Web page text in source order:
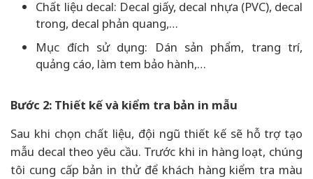
Chất liệu decal: Decal giấy, decal nhựa (PVC), decal
trong, decal phản quang,…
Mục đích sử dụng: Dán sản phẩm, trang trí,
quảng cáo, làm tem bảo hành,…
Bước 2: Thiết kế và kiểm tra bản in mẫu
Sau khi chọn chất liệu, đội ngũ thiết kế sẽ hỗ trợ tạo
mẫu decal theo yêu cầu. Trước khi in hàng loạt, chúng
tôi cung cấp bản in thử để khách hàng kiểm tra màu